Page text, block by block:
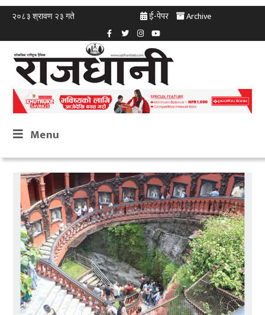
२०८३ श्रावण २३ गते ई-पेपर Archive
Menu